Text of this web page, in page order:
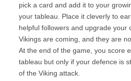
pick a card and add it to your
your tableau. Place it cleverly to
helpful followers and upgrade your
Vikings are coming, and they are
At the end of the game, you score
tableau but only if your defence is
of the Viking attack.